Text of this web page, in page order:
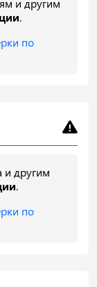
и другим
.
по
и другим
.
по